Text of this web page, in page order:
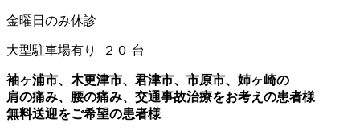
金曜日のみ休診
大型駐車場有り ２０ 台
袖ヶ浦市、木更津市、君津市、市原市、姉ヶ崎の
肩の痛み、腰の痛み、交通事故治療をお考えの患者様
無料送迎をご希望の患者様